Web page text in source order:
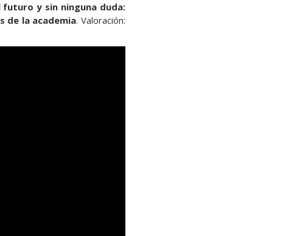
y sin ninguna duda:
de la academia. Valoración: